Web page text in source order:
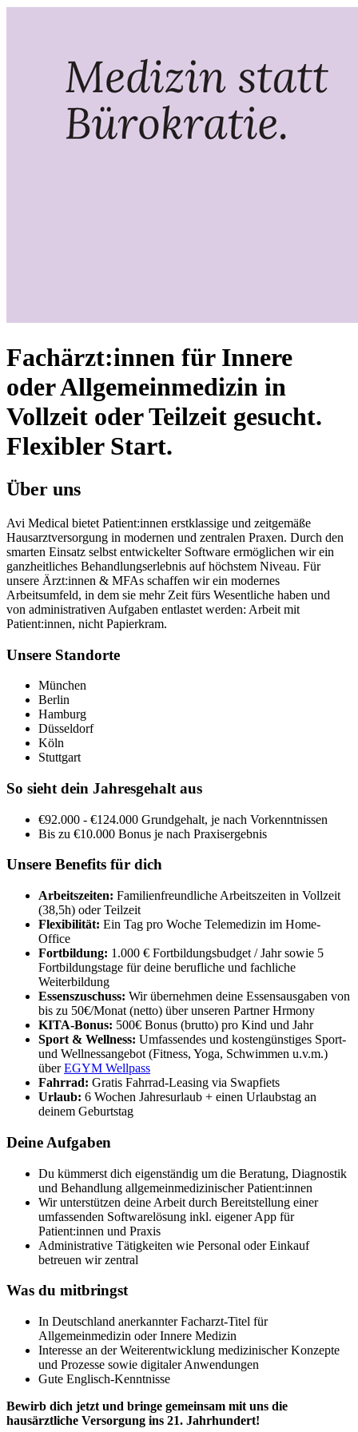
Fachärzt:innen für Innere
oder Allgemeinmedizin in
Vollzeit oder Teilzeit gesucht.
Flexibler Start.
Über uns
Avi Medical bietet Patient:innen erstklassige und zeitgemäße
Hausarztversorgung in modernen und zentralen Praxen. Durch den
smarten Einsatz selbst entwickelter Software ermöglichen wir ein
ganzheitliches Behandlungserlebnis auf höchstem Niveau. Für
unsere Ärzt:innen & MFAs schaffen wir ein modernes
Arbeitsumfeld, in dem sie mehr Zeit fürs Wesentliche haben und
von administrativen Aufgaben entlastet werden: Arbeit mit
Patient:innen, nicht Papierkram.
Unsere Standorte
München
Berlin
Hamburg
Düsseldorf
Köln
Stuttgart
So sieht dein Jahresgehalt aus
€92.000 - €124.000 Grundgehalt, je nach Vorkenntnissen
Bis zu €10.000 Bonus je nach Praxisergebnis
Unsere Benefits für dich
Arbeitszeiten: Familienfreundliche Arbeitszeiten in Vollzeit
(38,5h) oder Teilzeit
Flexibilität: Ein Tag pro Woche Telemedizin im Home-
Office
Fortbildung: 1.000 € Fortbildungsbudget / Jahr sowie 5
Fortbildungstage für deine berufliche und fachliche
Weiterbildung
Essenszuschuss: Wir übernehmen deine Essensausgaben von
bis zu 50€/Monat (netto) über unseren Partner Hrmony
KITA-Bonus: 500€ Bonus (brutto) pro Kind und Jahr
Sport & Wellness: Umfassendes und kostengünstiges Sport-
und Wellnessangebot (Fitness, Yoga, Schwimmen u.v.m.)
überEGYM Wellpass
Fahrrad: Gratis Fahrrad-Leasing via Swapfiets
Urlaub: 6 Wochen Jahresurlaub + einen Urlaubstag an
deinem Geburtstag
Deine Aufgaben
Du kümmerst dich eigenständig um die Beratung, Diagnostik
und Behandlung allgemeinmedizinischer Patient:innen
Wir unterstützen deine Arbeit durch Bereitstellung einer
umfassenden Softwarelösung inkl. eigener App für
Patient:innen und Praxis
Administrative Tätigkeiten wie Personal oder Einkauf
betreuen wir zentral
Was du mitbringst
In Deutschland anerkannter Facharzt-Titel für
Allgemeinmedizin oder Innere Medizin
Interesse an der Weiterentwicklung medizinischer Konzepte
und Prozesse sowie digitaler Anwendungen
Gute Englisch-Kenntnisse
Bewirb dich jetzt und bringe gemeinsam mit uns die
hausärztliche Versorgung ins 21. Jahrhundert!